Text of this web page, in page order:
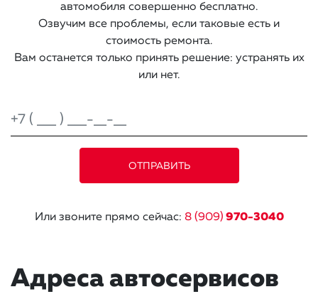
автомобиля совершенно бесплатно.
Озвучим все проблемы, если таковые есть и
стоимость ремонта.
Вам останется только принять решение: устранять их
или нет.
Или звоните прямо сейчас: 8 (909) 970-3040
Адреса автосервисов